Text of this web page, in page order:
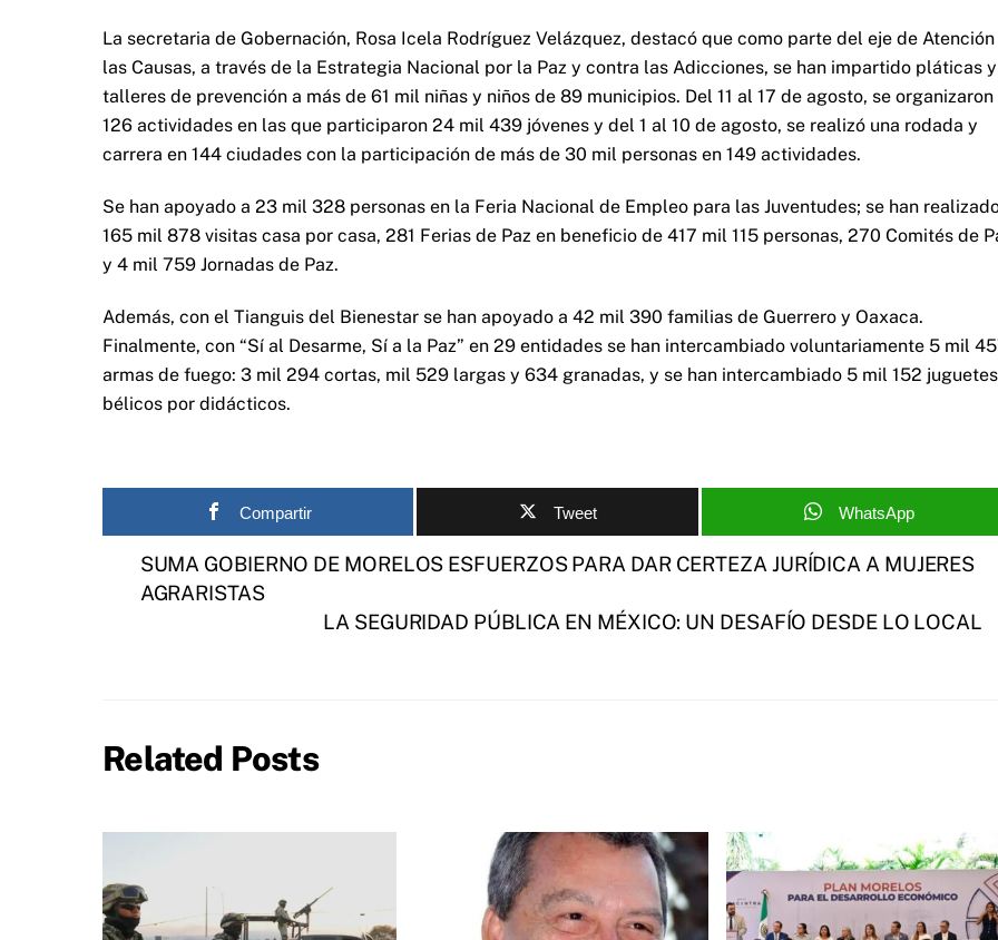
La secretaria de Gobernación, Rosa Icela Rodríguez Velázquez, destacó que como parte del eje de Atención
las Causas, a través de la Estrategia Nacional por la Paz y contra las Adicciones, se han impartido pláticas y
talleres de prevención a más de 61 mil niñas y niños de 89 municipios. Del 11 al 17 de agosto, se organizaron
126 actividades en las que participaron 24 mil 439 jóvenes y del 1 al 10 de agosto, se realizó una rodada y
carrera en 144 ciudades con la participación de más de 30 mil personas en 149 actividades.
Se han apoyado a 23 mil 328 personas en la Feria Nacional de Empleo para las Juventudes; se han
165 mil 878 visitas casa por casa, 281 Ferias de Paz en beneficio de 417 mil 115 personas, 270 Comités de
y 4 mil 759 Jornadas de Paz.
Además, con el Tianguis del Bienestar se han apoyado a 42 mil 390 familias de Guerrero y Oaxaca.
Finalmente, con “Sí al Desarme, Sí a la Paz” en 29 entidades se han intercambiado voluntariamente 5 mil
armas de fuego: 3 mil 294 cortas, mil 529 largas y 634 granadas, y se han intercambiado 5 mil 152 juguetes
bélicos por didácticos.
Compartir Tweet WhatsApp
SUMA GOBIERNO DE MORELOS ESFUERZOS PARA DAR CERTEZA JURÍDICA A MUJERES
AGRARISTAS
LA SEGURIDAD PÚBLICA EN MÉXICO: UN DESAFÍO DESDE LO LOCAL
Related Posts